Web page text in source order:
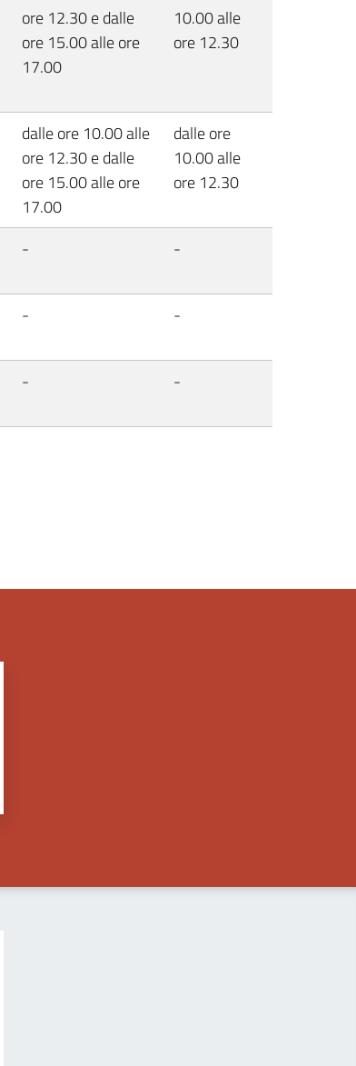
ore 12.30 e dalle
ore 15.00 alle ore
17.00
10.00 alle
ore 12.30
dalle ore 10.00 alle
ore 12.30 e dalle
ore 15.00 alle ore
17.00
dalle ore
10.00 alle
ore 12.30
- -
- -
- -